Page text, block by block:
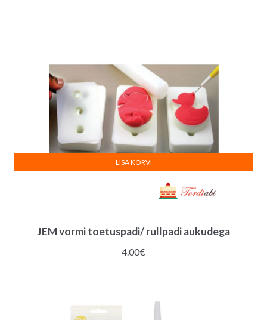
JEM vormi toetuspadi/ rullpadi aukudega
4.00€
LISA KORVI